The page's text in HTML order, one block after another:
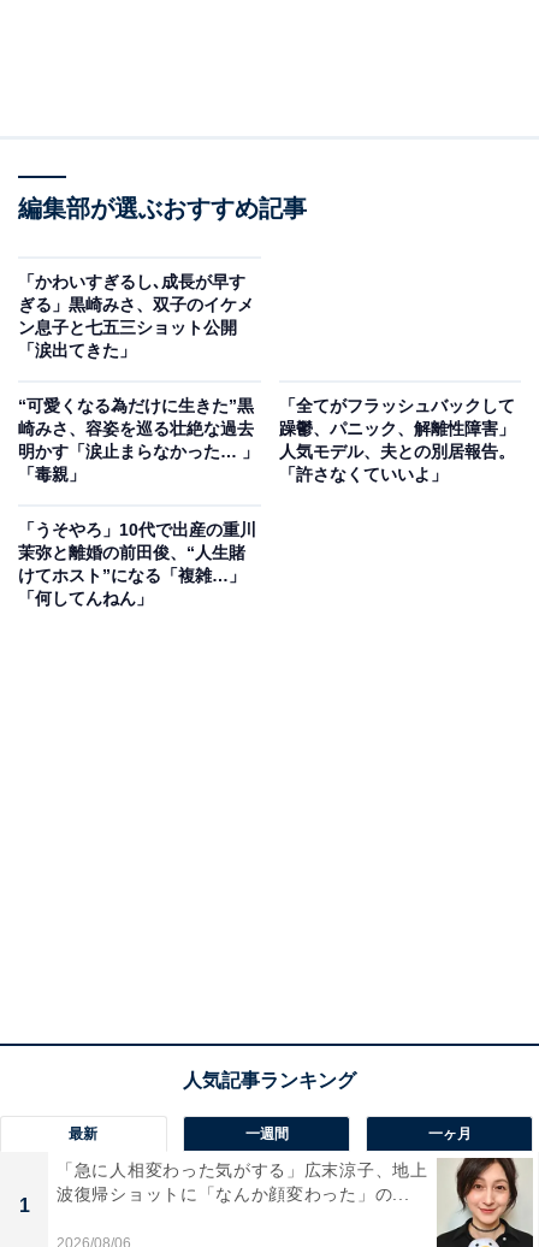
編集部が選ぶおすすめ記事
「かわいすぎるし､成長が早す
ぎる」黒崎みさ、双子のイケメ
ン息子と七五三ショット公開
「涙出てきた」
“可愛くなる為だけに生きた”黒
崎みさ、容姿を巡る壮絶な過去
明かす「涙止まらなかった… 」
「毒親」
「全てがフラッシュバックして
躁鬱、パニック、解離性障害」
人気モデル、夫との別居報告。
「許さなくていいよ」
「うそやろ」10代で出産の重川
茉弥と離婚の前田俊、“人生賭
けてホスト”になる「複雑…」
「何してんねん」
最新 一週間 一ヶ月
1
「急に人相変わった気がする」広末涼子、地上
波復帰ショットに「なんか顔変わった」の...